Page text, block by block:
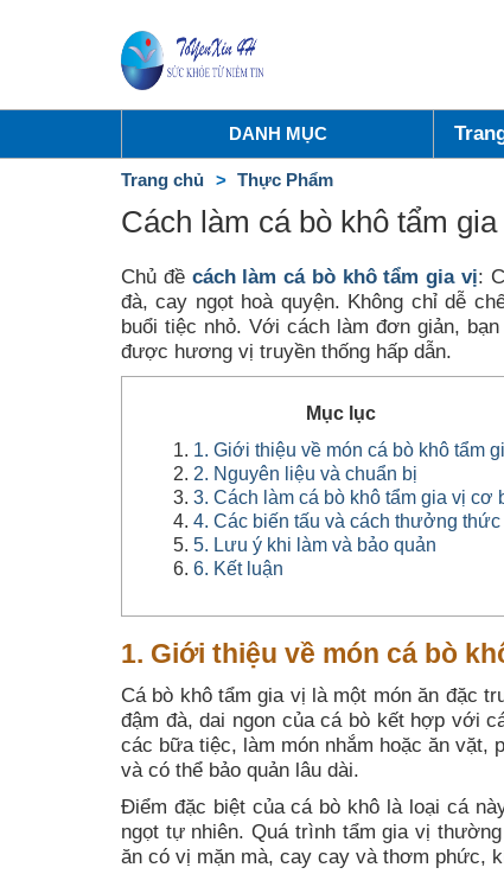
DANH MỤC
Trang chủ Thực Phẩm
Cách làm cá bò khô tẩm
Chủ đề cách làm cá bò khô tẩm gia vị:
đà, cay ngọt hoà quyện. Không chỉ dễ
buổi tiệc nhỏ. Với cách làm đơn giản,
được hương vị truyền thống hấp dẫn.
Mục lục
1. Giới thiệu về món cá bò khô tẩm
2. Nguyên liệu và chuẩn bị
3. Cách làm cá bò khô tẩm gia vị cơ
4. Các biến tấu và cách thưởng thức
5. Lưu ý khi làm và bảo quản
6. Kết luận
1. Giới thiệu về món cá bò
Cá bò khô tẩm gia vị là một món ăn đặc
đậm đà, dai ngon của cá bò kết hợp với
các bữa tiệc, làm món nhắm hoặc ăn vặt,
và có thể bảo quản lâu dài.
Điểm đặc biệt của cá bò khô là loại cá
ngọt tự nhiên. Quá trình tẩm gia vị
ăn có vị mặn mà, cay cay và thơm phức,